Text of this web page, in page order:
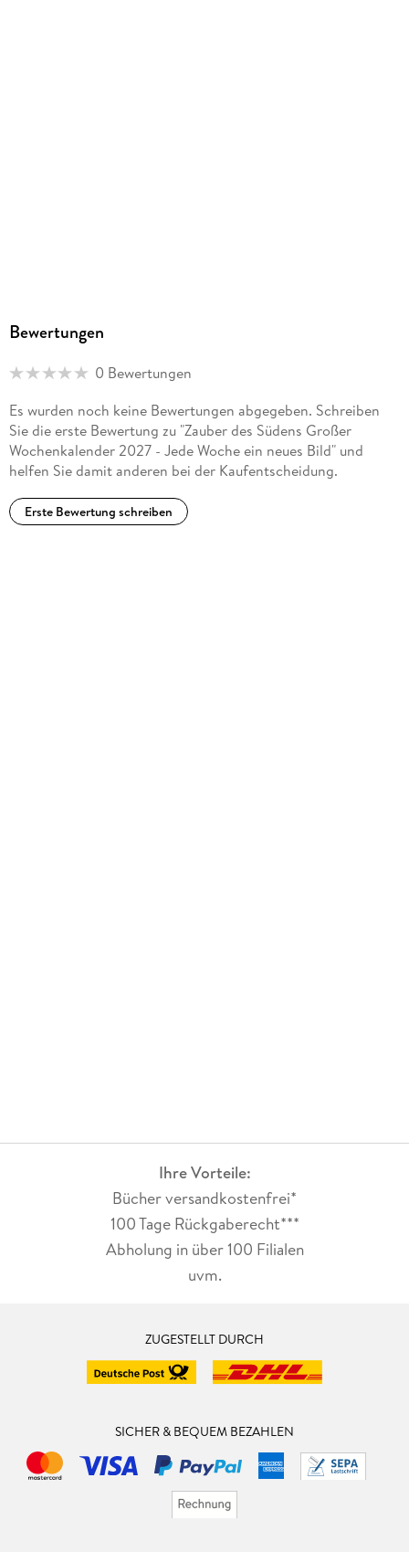
Bewertungen
0 Bewertungen
Es wurden noch keine Bewertungen abgegeben. Schreiben
Sie die erste Bewertung zu "Zauber des Südens Großer
Wochenkalender 2027 - Jede Woche ein neues Bild" und
helfen Sie damit anderen bei der Kaufentscheidung.
Erste Bewertung schreiben
Ihre Vorteile:
Bücher versandkostenfrei*
100 Tage Rückgaberecht***
Abholung in über 100 Filialen
uvm.
ZUGESTELLT DURCH
SICHER & BEQUEM BEZAHLEN